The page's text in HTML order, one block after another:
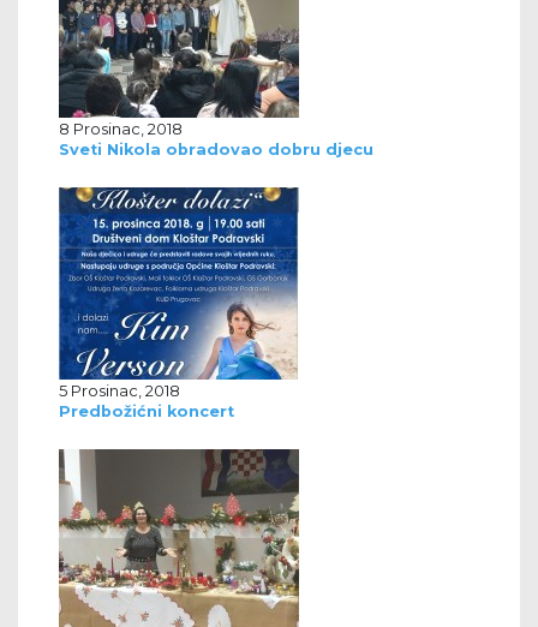
8 Prosinac, 2018
Sveti Nikola obradovao dobru djecu
5 Prosinac, 2018
Predbožićni koncert